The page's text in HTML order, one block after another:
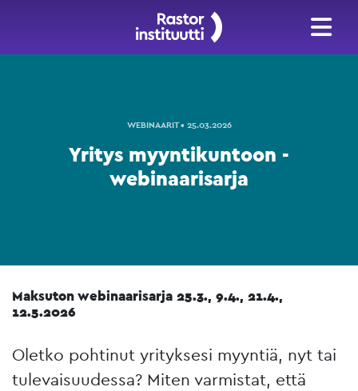
WEBINAARIT • 25.03.2026
Yritys myyntikuntoon -
webinaarisarja
Maksuton webinaarisarja 25.3., 9.4., 21.4.,
12.5.2026
Oletko pohtinut yrityksesi myyntiä, nyt tai
tulevaisuudessa? Miten varmistat, että